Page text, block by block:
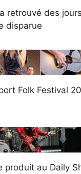
retrouvé des
disparue
Folk Festival
produit au Daily